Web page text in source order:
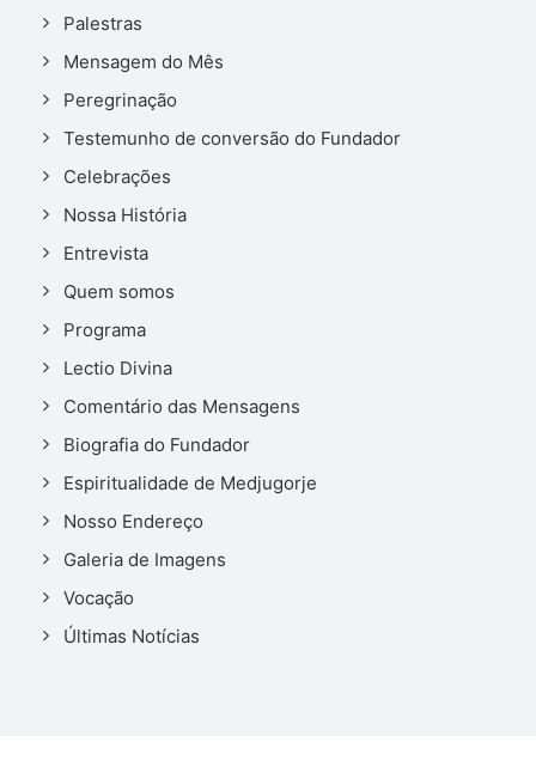
Palestras
Mensagem do Mês
Peregrinação
Testemunho de conversão do Fundador
Celebrações
Nossa História
Entrevista
Quem somos
Programa
Lectio Divina
Comentário das Mensagens
Biografia do Fundador
Espiritualidade de Medjugorje
Nosso Endereço
Galeria de Imagens
Vocação
Últimas Notícias